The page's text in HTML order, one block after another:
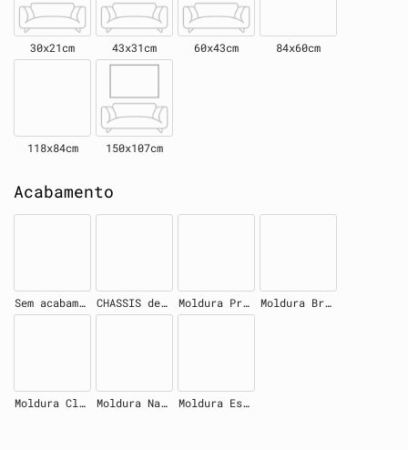
30x21cm 43x31cm 60x43cm 84x60cm
118x84cm 150x107cm
Acabamento
Sem acabamento CHASSIS de madeira 4cm Moldura Preta Moldura Branca
Moldura Clara Moldura Natural Moldura Escura